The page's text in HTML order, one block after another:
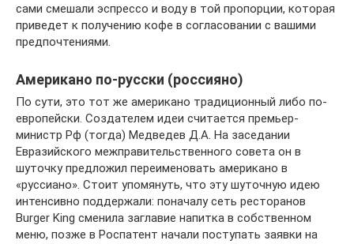
сами смешали эспрессо и воду в той пропорции, которая
приведет к получению кофе в согласовании с вашими
предпочтениями.
Американо по-русски (россияно)
По сути, это тот же американо традиционный либо по-
европейски. Создателем идеи считается премьер-
министр Рф (тогда) Медведев Д.А. На заседании
Евразийского межправительственного совета он в
шуточку предложил переименовать американо в
«руссиано». Стоит упомянуть, что эту шуточную идею
интенсивно поддержали: поначалу сеть ресторанов
Burger King сменила заглавие напитка в собственном
меню, позже в Роспатент начали поступать заявки на